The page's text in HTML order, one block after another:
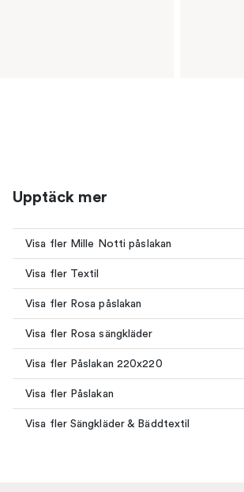
Upptäck mer
Visa fler Mille Notti påslakan
Visa fler Textil
Visa fler Rosa påslakan
Visa fler Rosa sängkläder
Visa fler Påslakan 220x220
Visa fler Påslakan
Visa fler Sängkläder & Bäddtextil